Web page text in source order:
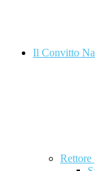
Il Convitto
Rettore